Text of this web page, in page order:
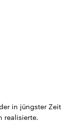
in jüngster Zeit
realisierte.